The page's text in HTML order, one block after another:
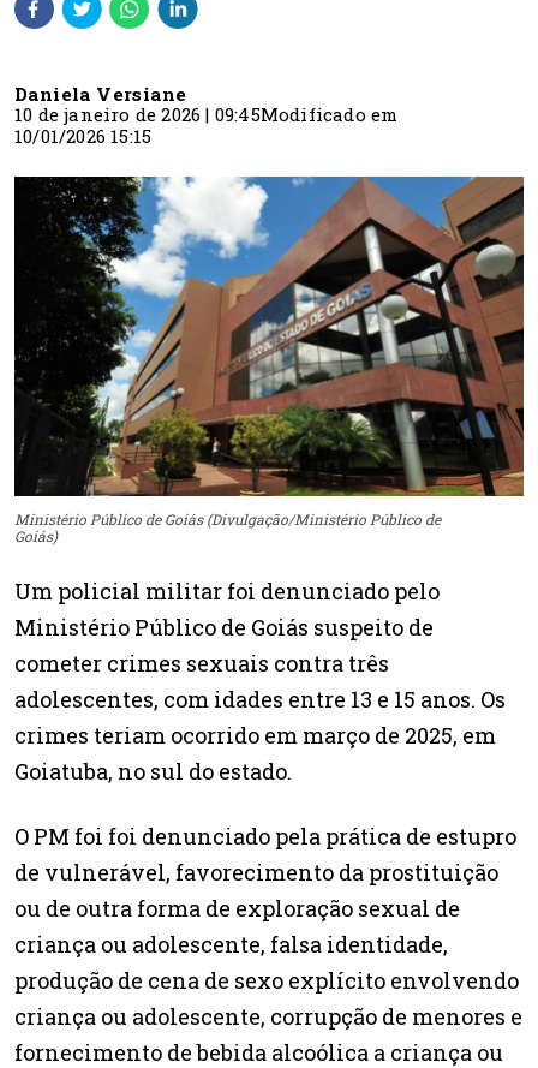
Daniela Versiane
10 de janeiro de 2026 | 09:45Modificado em
10/01/2026 15:15
Ministério Público de Goiás (Divulgação/Ministério Público de
Goiás)
Um policial militar foi denunciado pelo
Ministério Público de Goiás suspeito de
cometer crimes sexuais contra três
adolescentes, com idades entre 13 e 15 anos. Os
crimes teriam ocorrido em março de 2025, em
Goiatuba, no sul do estado.
O PM foi foi denunciado pela prática de estupro
de vulnerável, favorecimento da prostituição
ou de outra forma de exploração sexual de
criança ou adolescente, falsa identidade,
produção de cena de sexo explícito envolvendo
criança ou adolescente, corrupção de menores e
fornecimento de bebida alcoólica a criança ou